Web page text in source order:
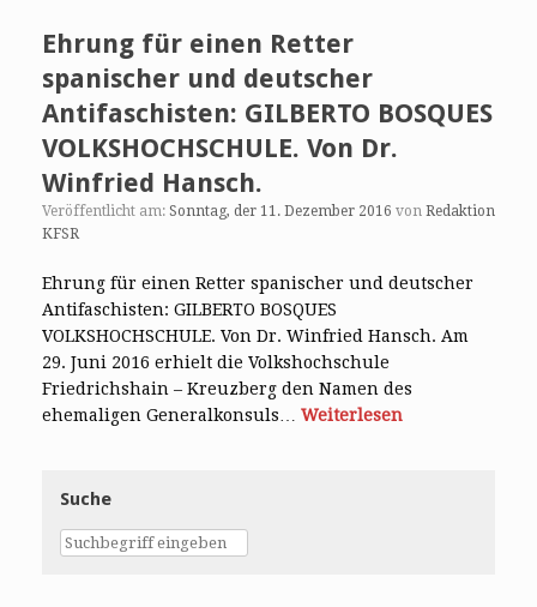
Ehrung für einen Retter
spanischer und deutscher
Antifaschisten: GILBERTO BOSQUES
VOLKSHOCHSCHULE. Von Dr.
Winfried Hansch.
Veröffentlicht am: Sonntag, der 11. Dezember 2016 von Redaktion
KFSR
Ehrung für einen Retter spanischer und deutscher
Antifaschisten: GILBERTO BOSQUES
VOLKSHOCHSCHULE. Von Dr. Winfried Hansch. Am
29. Juni 2016 erhielt die Volkshochschule
Friedrichshain – Kreuzberg den Namen des
ehemaligen Generalkonsuls… Weiterlesen
Suche